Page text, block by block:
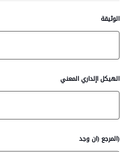
الوثيقة
الھيكل اإلداري المعني
(المرجع (ان وجد